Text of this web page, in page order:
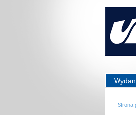
Strona